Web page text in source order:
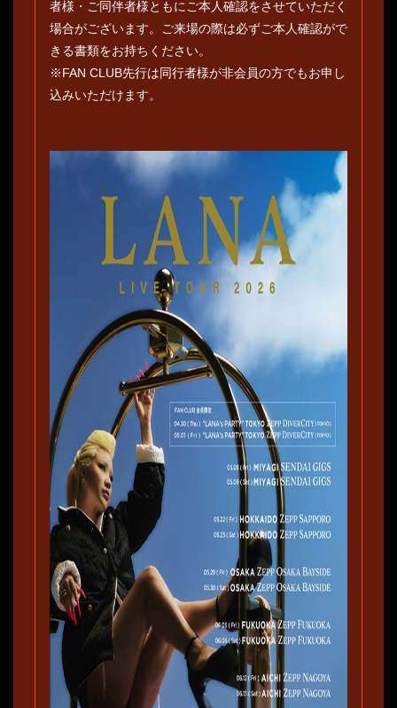
者様・ご同伴者様ともにご本人確認をさせていただく
場合がございます。ご来場の際は必ずご本人確認がで
きる書類をお持ちください。
※FAN CLUB先行は同行者様が非会員の方でもお申し
込みいただけます。